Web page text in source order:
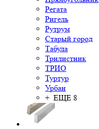
Регата
Ригель
Рутрум
Старый город
Табула
Трилистник
ТРИО
Туртур
Урбан
+ ЕЩЕ 8